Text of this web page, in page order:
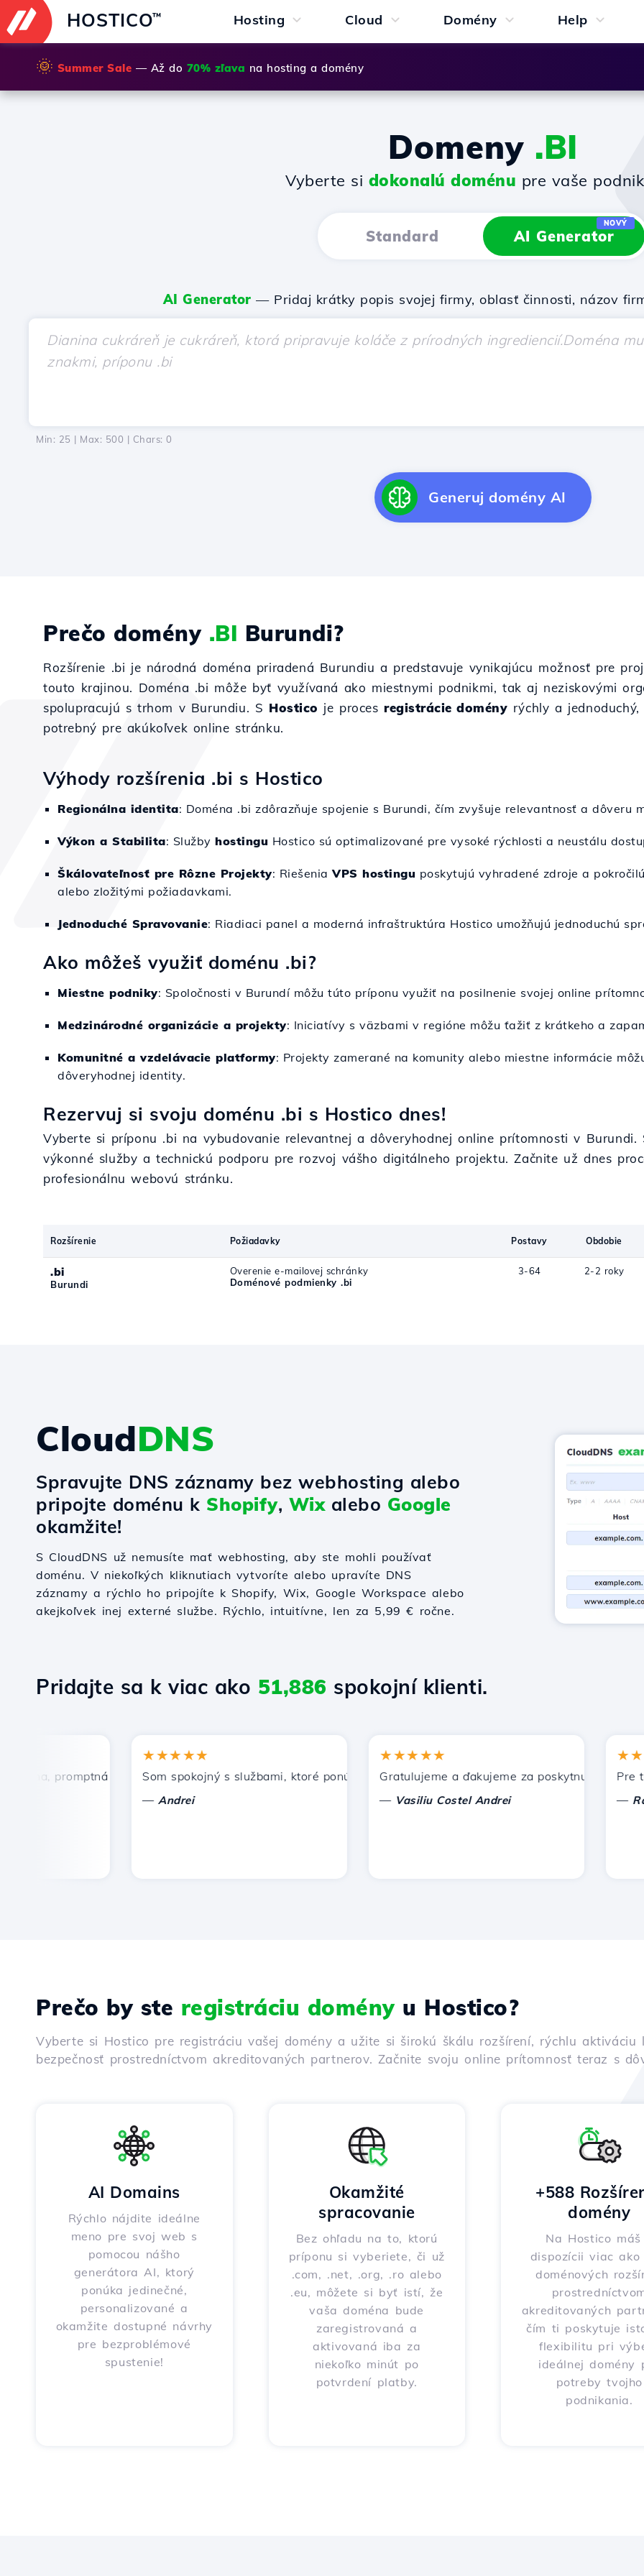
HOSTICO™ Hosting Cloud Domény Help
🌞 Summer Sale — Až do 70% zľava na hosting a domény
Domeny .BI
Vyberte si dokonalú doménu pre vaše
Standard AI Generator
NOVÝ
AI Generator — Pridaj krátky popis svojej firmy, oblasť činnosti, názov
Min: 25 | Max: 500 | Chars: 0
Generuj domény AI
Prečo domény .BI Burundi?
Rozšírenie .bi je národná doména priradená Burundiu a predstavuje vynikajúcu možnosť pre
touto krajinou. Doména .bi môže byť využívaná ako miestnymi podnikmi, tak aj neziskovými
spolupracujú s trhom v Burundiu. S Hostico je procesregistrácie domény rýchly a
potrebný pre akúkoľvek online stránku.
Výhody rozšírenia .bi s Hostico
Regionálna identita: Doména .bi zdôrazňuje spojenie s Burundi, čím zvyšuje relevantnosť a dôveru
Výkon a Stabilita: Služby hostingu Hostico sú optimalizované pre vysoké rýchlosti a neustálu
Škálovateľnosť pre Rôzne Projekty: RiešeniaVPS hostingu poskytujú vyhradené zdroje a
alebo zložitými požiadavkami.
Jednoduché Spravovanie: Riadiaci panel a moderná infraštruktúra Hostico umožňujú jednoduchú
Ako môžeš využiť doménu .bi?
Miestne podniky: Spoločnosti v Burundí môžu túto príponu využiť na posilnenie svojej online
Medzinárodné organizácie a projekty: Iniciatívy s väzbami v regióne môžu ťažiť z krátkeho a
Komunitné a vzdelávacie platformy: Projekty zamerané na komunity alebo miestne informácie
dôveryhodnej identity.
Rezervuj si svoju doménu .bi s Hostico dnes!
Vyberte si príponu .bi na vybudovanie relevantnej a dôveryhodnej online prítomnosti v
výkonné služby a technickú podporu pre rozvoj vášho digitálneho projektu. Začnite už dnes
profesionálnu webovú stránku.
Rozšírenie Požiadavky Postavy Obdobie
.bi
Burundi
Overenie e-mailovej schránky
Doménové podmienky .bi
3-64 2-2 roky
CloudDNS
Spravujte DNS záznamy bez webhosting alebo
pripojte doménu k Shopify, Wixalebo Google
okamžite!
S CloudDNS už nemusíte mať webhosting, aby ste mohli používať
doménu. V niekoľkých kliknutiach vytvoríte alebo upravíte DNS
záznamy a rýchlo ho pripojíte k Shopify, Wix, Google Workspace alebo
akejkoľvek inej externé službe. Rýchlo, intuitívne, len za 5,99 € ročne.
Pridajte sa k viac ako 51,886 spokojní klienti.
promptná a efektívna technická podpora.
★★★★★
Som spokojný s službami, ktoré ponúka Hostico. Odporučil som vás iným známym.
Andrei
★★★★★
Gratulujeme a ďakujeme za poskytnutú podporu!
Vasiliu Costel Andrei
Pre
Radu
Prečo by ste registráciu doményu Hostico?
Vyberte si Hostico pre registráciu vašej domény a užite si širokú škálu rozšírení, rýchlu
bezpečnosť prostredníctvom akreditovaných partnerov. Začnite svoju online prítomnosť teraz s
AI Domains
Rýchlo nájdite ideálne
meno pre svoj web s
pomocou nášho
generátora AI, ktorý
ponúka jedinečné,
personalizované a
okamžite dostupné návrhy
pre bezproblémové
spustenie!
Okamžité
spracovanie
Bez ohľadu na to, ktorú
príponu si vyberiete, či už
.com, .net, .org, .ro alebo
.eu, môžete si byť istí, že
vaša doména bude
zaregistrovaná a
aktivovaná iba za
niekoľko minút po
potvrdení platby.
+588
domény
Na Hostico
dispozícii viac
doménových
akreditovaných
čím ti poskytuje
flexibilitu pri
ideálnej domény
potreby tvojho
podnikania.